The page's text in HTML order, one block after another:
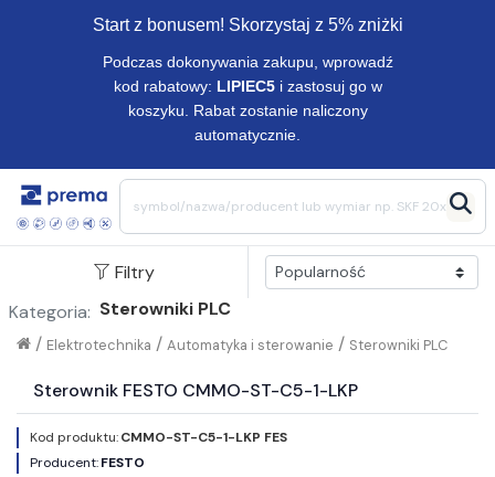
Start z bonusem! Skorzystaj z 5% zniżki
Podczas dokonywania zakupu, wprowadź
kod rabatowy: LIPIEC5 i zastosuj go w
koszyku. Rabat zostanie naliczony
automatycznie.
Filtry
Kategoria: Sterowniki PLC
Sterowniki PLC
/
Automatyka i sterowanie
/
Elektrotechnika
/
Sterownik FESTO CMMO-ST-C5-1-LKP
Kod produktu:CMMO-ST-C5-1-LKP FES
Producent:FESTO